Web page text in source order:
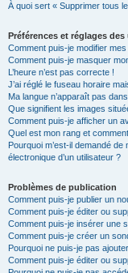
À quoi sert « Supprimer tous
Préférences et réglages
Comment puis-je modifier
Comment puis-je masquer
L’heure n’est pas correcte !
J’ai réglé le fuseau horaire
Ma langue n’apparaît pas
Que signifient les images
Comment puis-je afficher un
Quel est mon rang et
Pourquoi m’est-il demandé
électronique d’un utilisateur ?
Problèmes de publication
Comment puis-je publier un
Comment puis-je éditer ou
Comment puis-je insérer une
Comment puis-je créer un
Pourquoi ne puis-je pas
Comment puis-je éditer ou